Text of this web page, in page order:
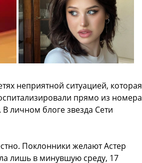
неприятной ситуацией, которая
прямо из номера
личном блоге звезда Сети
Поклонники желают Астер
лишь в минувшую среду, 17